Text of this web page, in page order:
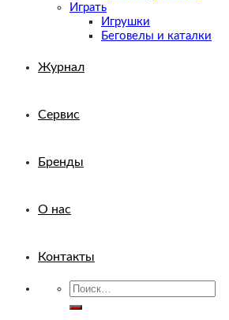
Играть
Игрушки
Беговелы и каталки
Журнал
Сервис
Бренды
О нас
Контакты
Искать: